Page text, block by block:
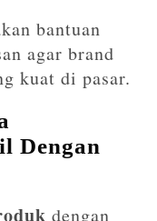
bantuan
agar brand
kuat di pasar.
Dengan
dengan